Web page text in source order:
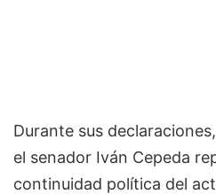
Durante sus
el senador Iván Cepeda
continuidad política del